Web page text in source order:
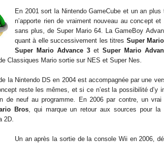
En 2001 sort la Nintendo GameCube et un an
n’apporte rien de vraiment nouveau au concept
sans plus, de Super Mario 64. La GameBoy
quant à elle successivement les titres Super
Super Mario Advance 3 et Super Mario
Classiques Mario sortie sur NES et Super Nes.
la Nintendo DS en 2004 est accompagnée par une
reste les mêmes, et si ce n’est la possibilité d’y
de neuf au programme. En 2006 par contre, un
Bros, qui marque un retour aux sources pour la
2D.
Un an après la sortie de la console Wii en 2006,